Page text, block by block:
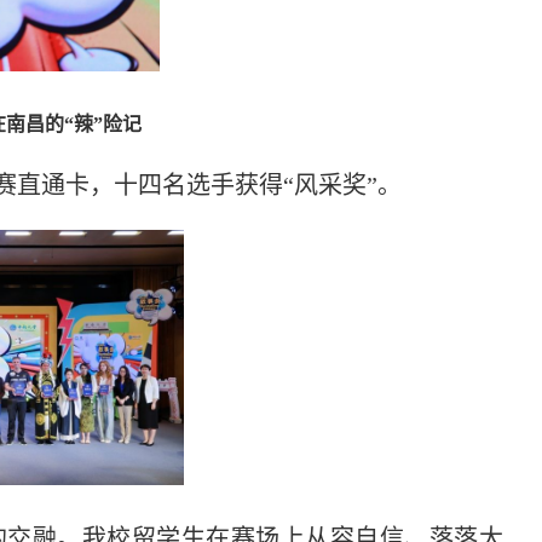
昌的“辣”险记
通卡，十四名选手获得“风采奖”。